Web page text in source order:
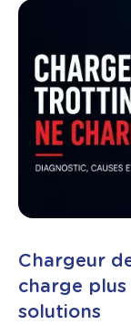
Chargeur
charge plus
solutions